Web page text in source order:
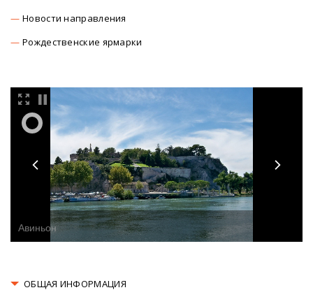
Новости направления
Рождественские ярмарки
Авиньон
ОБЩАЯ ИНФОРМАЦИЯ